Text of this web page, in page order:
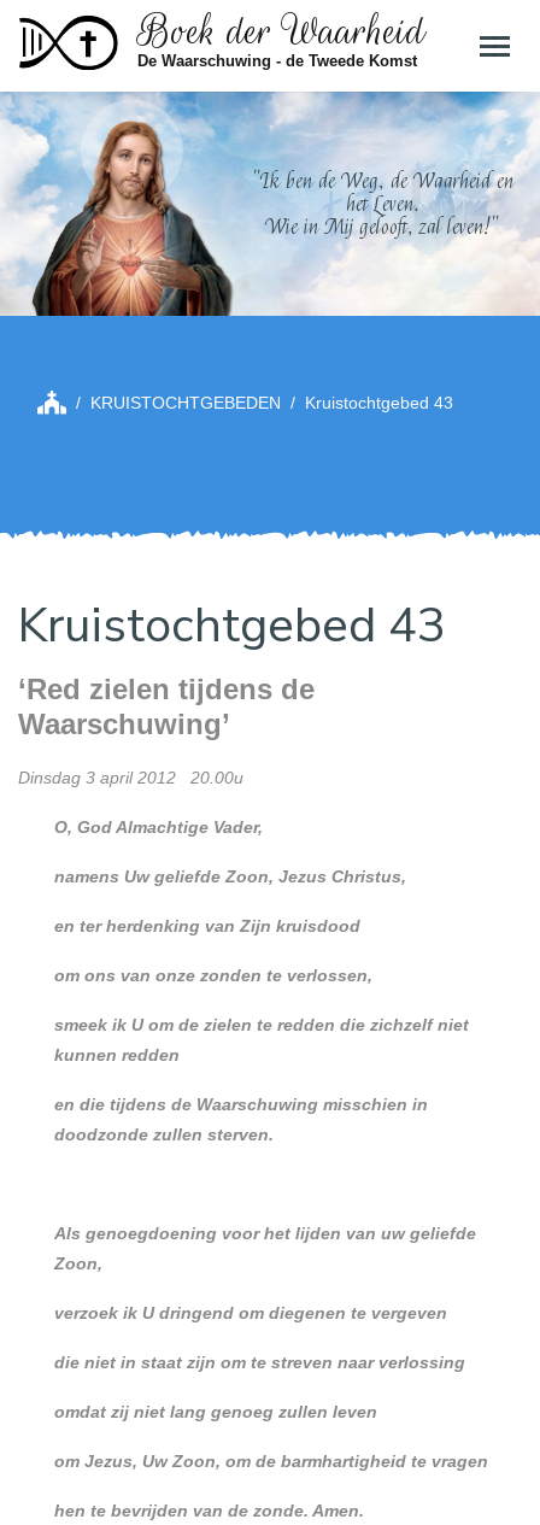
Skip to main contentBoek der Waarheid
De Waarschuwing - de Tweede Komst
"Ik ben de Weg, de Waarheid en
het Leven.
Wie in Mij gelooft, zal leven!"
KRUISTOCHTGEBEDEN Kruistochtgebed 43
Kruistochtgebed 43
‘Red zielen tijdens de
Waarschuwing’
Dinsdag 3 april 2012 20.00u
O, God Almachtige Vader,
namens Uw geliefde Zoon, Jezus Christus,
en ter herdenking van Zijn kruisdood
om ons van onze zonden te verlossen,
smeek ik U om de zielen te redden die zichzelf niet
kunnen redden
en die tijdens de Waarschuwing misschien in
doodzonde zullen sterven.
Als genoegdoening voor het lijden van uw geliefde
Zoon,
verzoek ik U dringend om diegenen te vergeven
die niet in staat zijn om te streven naar verlossing
omdat zij niet lang genoeg zullen leven
om Jezus, Uw Zoon, om de barmhartigheid te vragen
hen te bevrijden van de zonde. Amen.